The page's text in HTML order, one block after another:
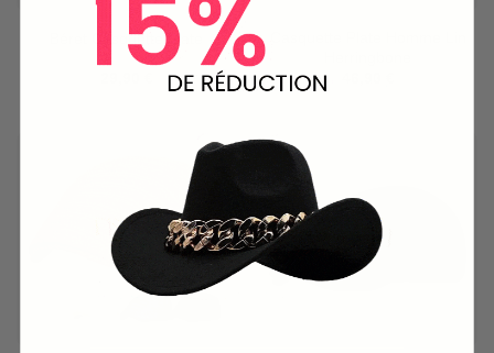
Béret Casquette Plate